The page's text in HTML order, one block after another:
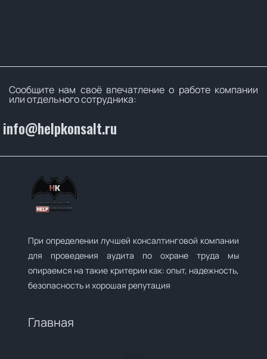
Сообщите нам своё впечатление о работе компании
или отдельного сотрудника:
info@helpkonsalt.ru
При определении лучшей консалтинговой компании
для проведения аудита по охране труда мы
опираемся на такие критерии как: опыт, надежность,
безопасность и хорошая репутация
Главная